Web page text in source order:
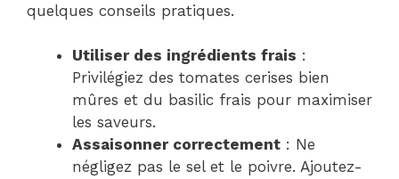
quelques conseils pratiques.
Utiliser des ingrédients frais :
Privilégiez des tomates cerises bien
mûres et du basilic frais pour maximiser
les saveurs.
Assaisonner correctement : Ne
négligez pas le sel et le poivre. Ajoutez-